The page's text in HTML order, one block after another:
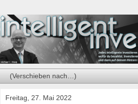
Freitag, 27. Mai 2022